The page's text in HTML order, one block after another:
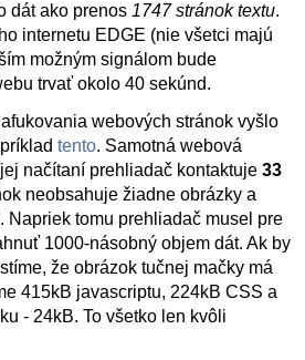
dát ako prenos 1747 stránok textu.
internetu EDGE (nie všetci majú
možným signálom bude
trvať okolo 40 sekúnd.
webových stránok vyšlo
tento. Samotná webová
načítaní prehliadač kontaktuje 33
neobsahuje žiadne obrázky a
Napriek tomu prehliadač musel pre
1000-násobný objem dát. Ak by
že obrázok tučnej mačky má
415kB javascriptu, 224kB CSS a
- 24kB. To všetko len kvôli